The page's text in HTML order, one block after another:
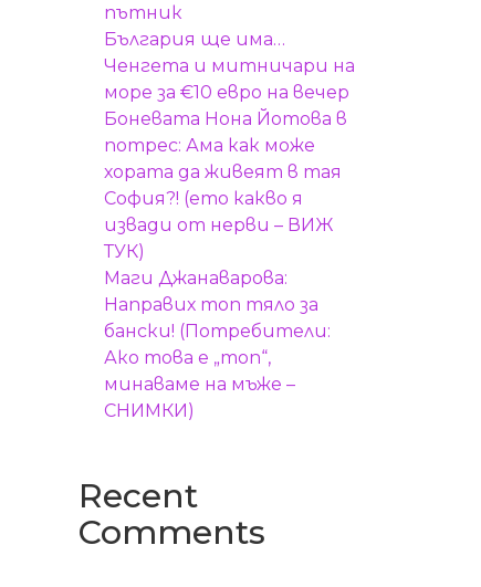
пътник
България ще има…
Ченгета и митничари на
море за €10 евро на вечер
Боневата Нона Йотова в
потрес: Ама как може
хората да живеят в тая
София?! (ето какво я
извади от нерви – ВИЖ
ТУК)
Маги Джанаварова:
Направих топ тяло за
бански! (Потребители:
Ако това е „топ“,
минаваме на мъже –
СНИМКИ)
Recent
Comments